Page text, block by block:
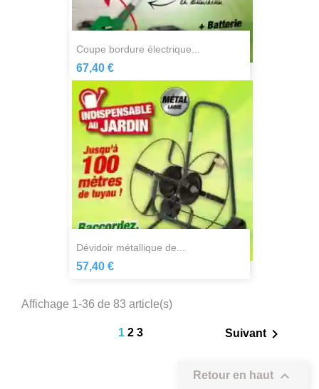
coupe bordure électrique...
67,40 €
dévidoir métallique de...
57,40 €
Affichage 1-36 de 83 article(s)
1 2 3 Suivant
Retour en haut 